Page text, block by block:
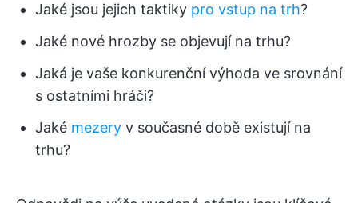
Jaké jsou jejich taktiky pro vstup na trh?
Jaké nové hrozby se objevují na trhu?
Jaká je vaše konkurenční výhoda ve srovnání
s ostatními hráči?
Jaké mezery v současné době existují na
trhu?